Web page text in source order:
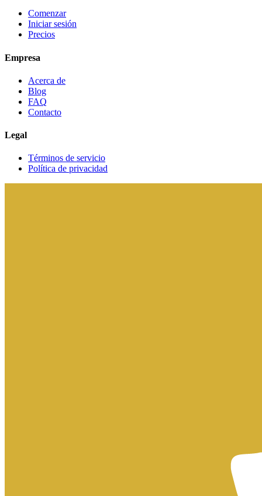
Comenzar
Iniciar sesión
Precios
Empresa
Acerca de
Blog
FAQ
Contacto
Legal
Términos de servicio
Política de privacidad